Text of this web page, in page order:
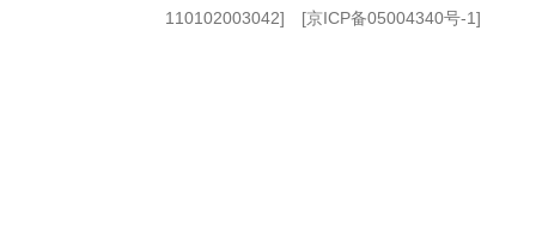
110102003042] [京ICP备05004340号-1]